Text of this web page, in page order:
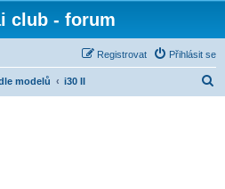
club - forum
Přihlásit se
Registrovat
modelů i30 II